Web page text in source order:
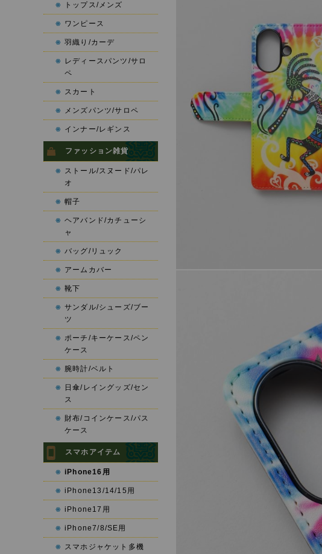
トップス/メンズ
ワンピース
羽織り/カーデ
レディースパンツ/サロ
ペ
スカート
メンズパンツ/サロペ
インナー/レギンス
ファッション雑貨
ストール/スヌード/パレ
オ
帽子
ヘアバンド/カチューシ
ャ
バッグ/リュック
アームカバー
靴下
サンダル/シューズ/ブー
ツ
ポーチ/キーケース/ペン
ケース
腕時計/ベルト
日傘/レイングッズ/セン
ス
財布/コインケース/パス
ケース
スマホアイテム
iPhone16用
iPhone13/14/15用
iPhone17用
iPhone7/8/SE用
スマホジャケット多機